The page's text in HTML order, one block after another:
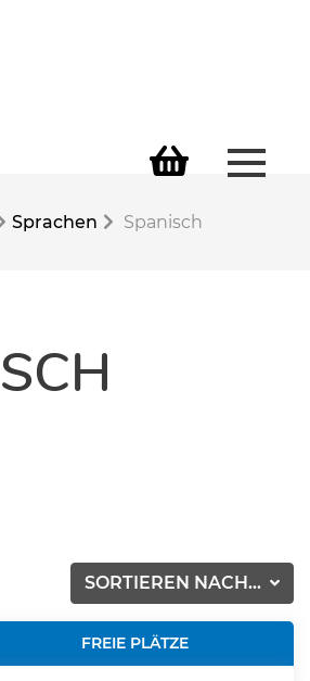
Sprachen Spanisch
SORTIEREN NACH...
FREIE PLÄTZE